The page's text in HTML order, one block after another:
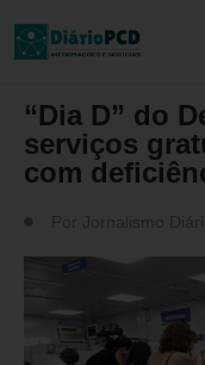
“Dia D” do
serviços
com